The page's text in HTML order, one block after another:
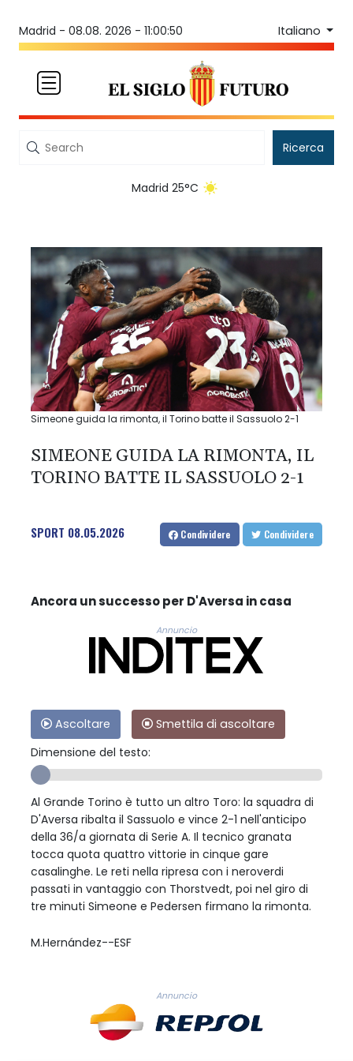
Madrid - 08.08. 2026 - 11:00:50 Italiano
Ricerca
Madrid 25°C
Simeone guida la rimonta, il Torino batte il Sassuolo 2-1
SIMEONE GUIDA LA RIMONTA, IL
TORINO BATTE IL SASSUOLO 2-1
SPORT 08.05.2026 Condividere Condividere
Ancora un successo per D'Aversa in casa
Annuncio
Ascoltare
Smettila di ascoltare
Dimensione del testo:
Al Grande Torino è tutto un altro Toro: la squadra di
D'Aversa ribalta il Sassuolo e vince 2-1 nell'anticipo
della 36/a giornata di Serie A. Il tecnico granata
tocca quota quattro vittorie in cinque gare
casalinghe. Le reti nella ripresa con i neroverdi
passati in vantaggio con Thorstvedt, poi nel giro di
tre minuti Simeone e Pedersen firmano la rimonta.
M.Hernández--ESF
Annuncio